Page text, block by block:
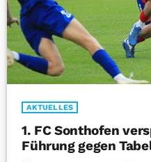
AKTUELLES
1. FC Sonthofen
Führung gegen